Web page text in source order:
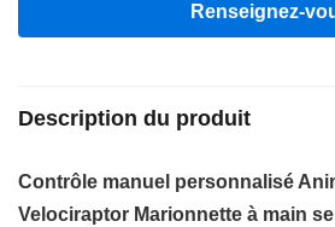
Renseignez-
Description du produit
Contrôle manuel personnalisé
Velociraptor Marionnette à main